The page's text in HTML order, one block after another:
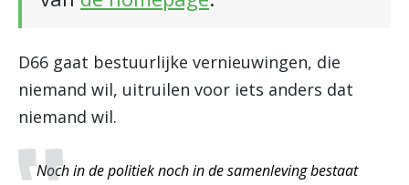
D66 gaat bestuurlijke vernieuwingen, die
niemand wil, uitruilen voor iets anders dat
niemand wil.
Noch in de politiek noch in de samenleving bestaat